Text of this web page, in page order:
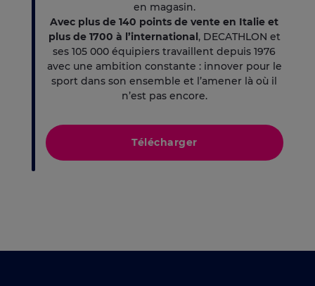
en magasin.
Avec plus de 140 points de vente en Italie et
plus de 1700 à l’international , DECATHLON et
ses 105 000 équipiers travaillent depuis 1976
avec une ambition constante : innover pour le
sport dans son ensemble et l’amener là où il
n’est pas encore.
Télécharger